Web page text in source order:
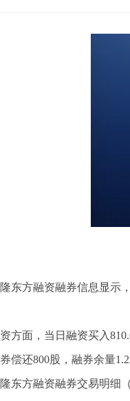
东方融资融券信息显示
方面，当日融资买入
偿还800股，融券余量
东方融资融券交易明细（